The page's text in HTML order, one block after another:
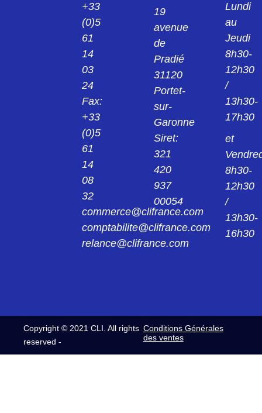
+33
(0)5
61
14
03
24
Fax:
+33
(0)5
61
14
08
32
commerce@clifrance.com
comptabilite@clifrance.com
relance@clifrance.com
19
avenue
de
Pradié
31120
Portet-
sur-
Garonne
Siret:
321
420
937
00054
Lundi
au
Jeudi
8h30-
12h30
/
13h30-
17h30
et
8h30-
12h30
/
13h30-
16h30
Copyright © 2021 CLI. All rights
reserved -
Conditions Générales
des ventes